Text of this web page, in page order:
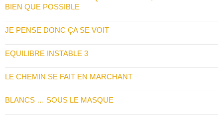
BIEN QUE POSSIBLE
JE PENSE DONC ÇA SE VOIT
EQUILIBRE INSTABLE 3
LE CHEMIN SE FAIT EN MARCHANT
BLANCS … SOUS LE MASQUE